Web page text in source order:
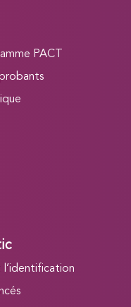
PACT
l’identification